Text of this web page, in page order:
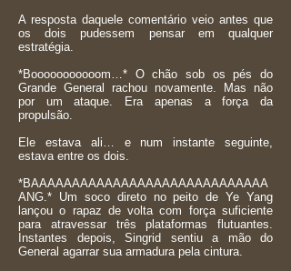
A resposta daquele comentário veio antes que
os dois pudessem pensar em qualquer
estratégia.
*Booooooooooom…* O chão sob os pés do
Grande General rachou novamente. Mas não
por um ataque. Era apenas a força da
propulsão.
Ele estava ali… e num instante seguinte,
estava entre os dois.
*BAAAAAAAAAAAAAAAAAAAAAAAAAAAAA
ANG.* Um soco direto no peito de Ye Yang
lançou o rapaz de volta com força suficiente
para atravessar três plataformas flutuantes.
Instantes depois, Singrid sentiu a mão do
General agarrar sua armadura pela cintura.